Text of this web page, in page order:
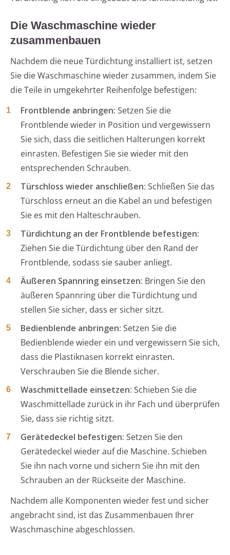
Die Waschmaschine wieder
zusammenbauen
Nachdem die neue Türdichtung installiert ist, setzen
Sie die Waschmaschine wieder zusammen, indem Sie
die Teile in umgekehrter Reihenfolge befestigen:
Frontblende anbringen: Setzen Sie die
Frontblende wieder in Position und vergewissern
Sie sich, dass die seitlichen Halterungen korrekt
einrasten. Befestigen Sie sie wieder mit den
entsprechenden Schrauben.
Türschloss wieder anschließen: Schließen Sie das
Türschloss erneut an die Kabel an und befestigen
Sie es mit den Halteschrauben.
Türdichtung an der Frontblende befestigen:
Ziehen Sie die Türdichtung über den Rand der
Frontblende, sodass sie sauber anliegt.
Äußeren Spannring einsetzen: Bringen Sie den
äußeren Spannring über die Türdichtung und
stellen Sie sicher, dass er sicher sitzt.
Bedienblende anbringen: Setzen Sie die
Bedienblende wieder ein und vergewissern Sie sich,
dass die Plastiknasen korrekt einrasten.
Verschrauben Sie die Blende sicher.
Waschmittellade einsetzen: Schieben Sie die
Waschmittellade zurück in ihr Fach und überprüfen
Sie, dass sie richtig sitzt.
Gerätedeckel befestigen: Setzen Sie den
Gerätedeckel wieder auf die Maschine. Schieben
Sie ihn nach vorne und sichern Sie ihn mit den
Schrauben an der Rückseite der Maschine.
Nachdem alle Komponenten wieder fest und sicher
angebracht sind, ist das Zusammenbauen Ihrer
Waschmaschine abgeschlossen.